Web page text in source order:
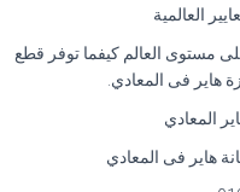
العالمية
مستوى العالم كيفما توفر قطع
هاير فى المعادي.
المعادي
هاير فى المعادي